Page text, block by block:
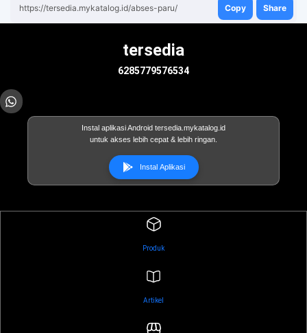
https://tersedia.mykatalog.id/abses-paru/ Copy Share
tersedia
6285779576534
Instal aplikasi Android tersedia.mykatalog.id
untuk akses lebih cepat & lebih ringan.
Instal Aplikasi
Produk
Artikel